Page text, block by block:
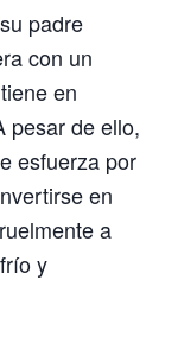
padre
con un
en
pesar de ello,
esfuerza por
en
a
y